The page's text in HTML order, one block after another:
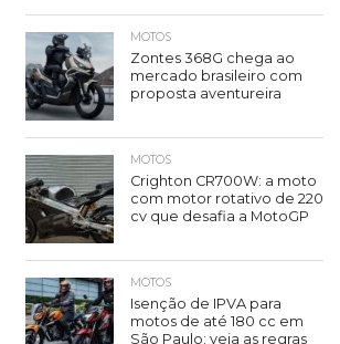
MOTOS
Zontes 368G chega ao
mercado brasileiro com
proposta aventureira
MOTOS
Crighton CR700W: a moto
com motor rotativo de 220
cv que desafia a MotoGP
MOTOS
Isenção de IPVA para
motos de até 180 cc em
São Paulo: veja as regras